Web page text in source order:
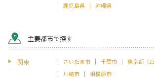
鹿児島県
沖縄県
主要都市で探す
関東 さいたま市 千葉市 東京都（23
川崎市
相模原市